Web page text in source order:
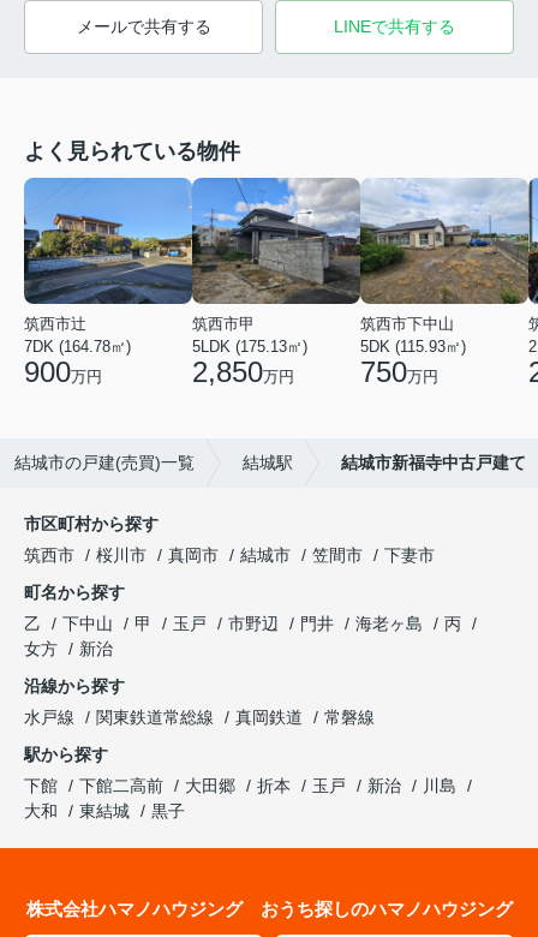
メールで共有する LINEで共有する
よく見られている物件
筑西市辻
7DK (164.78㎡)
900万円
筑西市甲
5LDK (175.13㎡)
2,850万円
筑西市下中山
5DK (115.93㎡)
750万円
結城市の戸建(売買)一覧 結城駅 結城市新福寺中古戸建て
市区町村から探す
筑西市
桜川市 真岡市 結城市 笠間市
下妻市
町名から探す
乙
下中山 甲 玉戸 市野辺 門井 海老ヶ島
丙
女方
新治
沿線から探す
水戸線
関東鉄道常総線 真岡鉄道
常磐線
駅から探す
下館
下館二高前 大田郷 折本 玉戸 新治
川島
大和
東結城 黒子
株式会社ハマノハウジング おうち探しのハマノハウジング